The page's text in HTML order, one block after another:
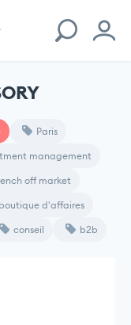
Paris
management
off market
boutique d'affaires
conseil b2b